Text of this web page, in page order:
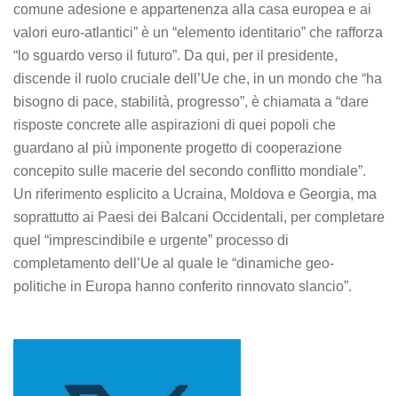
comune adesione e appartenenza alla casa europea e ai
valori euro-atlantici” è un “elemento identitario” che rafforza
“lo sguardo verso il futuro”. Da qui, per il presidente,
discende il ruolo cruciale dell’Ue che, in un mondo che “ha
bisogno di pace, stabilità, progresso”, è chiamata a “dare
risposte concrete alle aspirazioni di quei popoli che
guardano al più imponente progetto di cooperazione
concepito sulle macerie del secondo conflitto mondiale”.
Un riferimento esplicito a Ucraina, Moldova e Georgia, ma
soprattutto ai Paesi dei Balcani Occidentali, per completare
quel “imprescindibile e urgente” processo di
completamento dell’Ue al quale le “dinamiche geo-
politiche in Europa hanno conferito rinnovato slancio”.